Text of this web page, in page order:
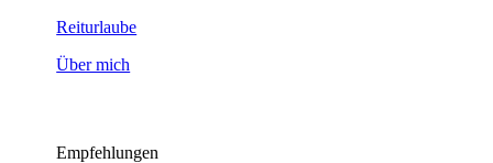
Reiturlaube
Über mich
Empfehlungen